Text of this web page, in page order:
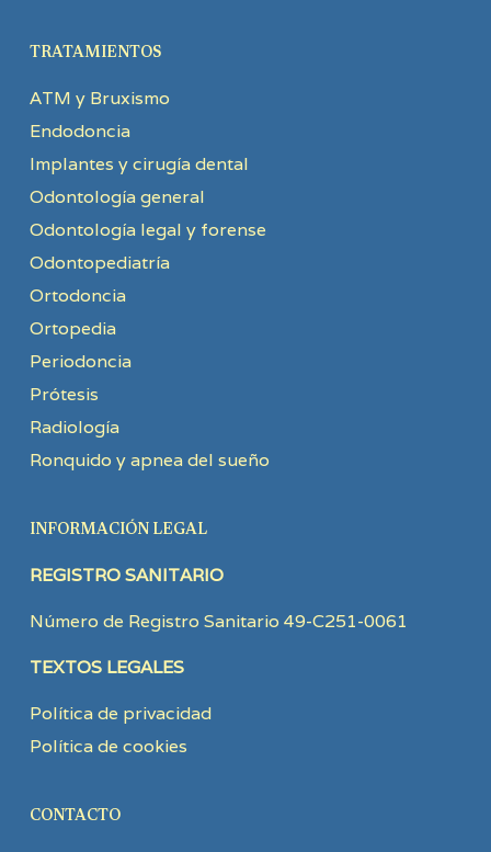
TRATAMIENTOS
ATM y Bruxismo
Endodoncia
Implantes y cirugía dental
Odontología general
Odontología legal y forense
Odontopediatría
Ortodoncia
Ortopedia
Periodoncia
Prótesis
Radiología
Ronquido y apnea del sueño
INFORMACIÓN LEGAL
REGISTRO SANITARIO
Número de Registro Sanitario 49-C251-0061
TEXTOS LEGALES
Política de privacidad
Política de cookies
CONTACTO